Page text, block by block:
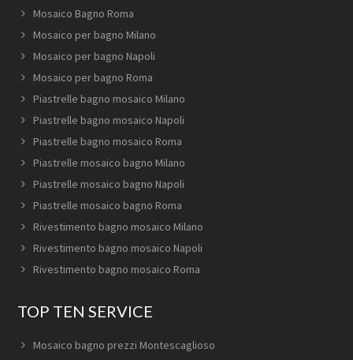
Mosaico Bagno Roma
Mosaico per bagno Milano
Mosaico per bagno Napoli
Mosaico per bagno Roma
Piastrelle bagno mosaico Milano
Piastrelle bagno mosaico Napoli
Piastrelle bagno mosaico Roma
Piastrelle mosaico bagno Milano
Piastrelle mosaico bagno Napoli
Piastrelle mosaico bagno Roma
Rivestimento bagno mosaico Milano
Rivestimento bagno mosaico Napoli
Rivestimento bagno mosaico Roma
TOP TEN SERVICE
Mosaico bagno prezzi Montescaglioso